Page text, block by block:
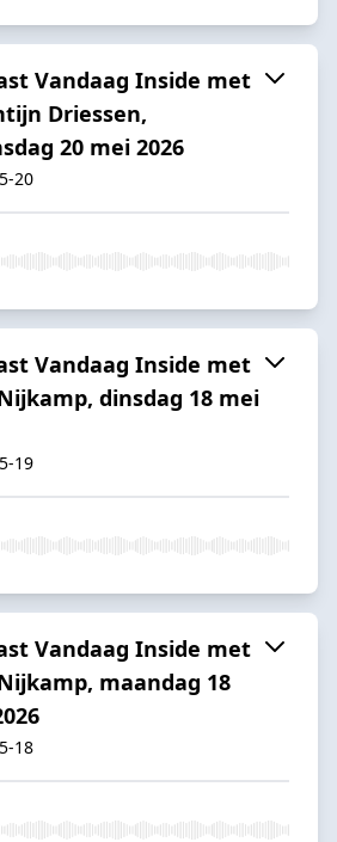
Vandaag Inside met
Driessen,
20 mei 2026
20
Vandaag Inside met
dinsdag 18 mei
19
Vandaag Inside met
maandag 18
18